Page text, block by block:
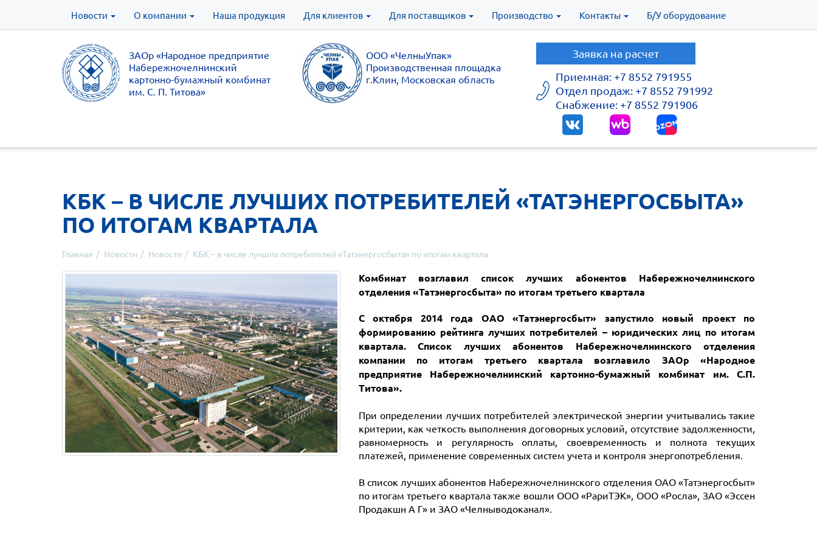
Новости О компании Наша продукция Для клиентов Для поставщиков Производство Контакты Б/У оборудование
ЗАОр «Народное предприятие
Набережночелнинский
картонно-бумажный комбинат
им. С. П. Титова»
ООО «ЧелныУпак»
Производственная площадка
г.Клин, Московская область
Заявка на расчет
Приемная: +7 8552 791955
Отдел продаж: +7 8552 791992
Снабжение: +7 8552 791906
КБК – В ЧИСЛЕ ЛУЧШИХ ПОТРЕБИТЕЛЕЙ «ТАТЭНЕРГОСБЫТА»
ПО ИТОГАМ КВАРТАЛА
Главная Новости Новости КБК – в числе лучших потребителей «Татэнергосбыта» по итогам квартала
Комбинат возглавил список лучших абонентов Набережночелнинского
отделения «Татэнергосбыта» по итогам третьего квартала
С октября 2014 года ОАО «Татэнергосбыт» запустило новый проект по
формированию рейтинга лучших потребителей – юридических лиц по итогам
квартала. Список лучших абонентов Набережночелнинского отделения
компании по итогам третьего квартала возглавило ЗАОр «Народное
предприятие Набережночелнинский картонно-бумажный комбинат им. С.П.
Титова».
При определении лучших потребителей электрической энергии учитывались такие
критерии, как четкость выполнения договорных условий, отсутствие задолженности,
равномерность и регулярность оплаты, своевременность и полнота текущих
платежей, применение современных систем учета и контроля энергопотребления.
В список лучших абонентов Набережночелнинского отделения ОАО «Татэнергосбыт»
по итогам третьего квартала также вошли ООО «РариТЭК», ООО «Росла», ЗАО «Эссен
Продакшн А Г» и ЗАО «Челныводоканал».